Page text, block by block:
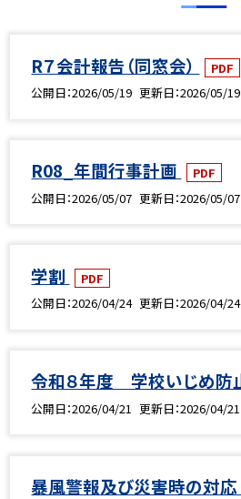
R７会計報告（同窓会）
PDF
公開日 2026/05/19 更新日 2026/05/19
R08_年間行事計画
PDF
公開日 2026/05/07 更新日 2026/05/07
学割
PDF
公開日 2026/04/24 更新日 2026/04/24
令和８年度 学校いじめ防
公開日 2026/04/21 更新日 2026/04/21
暴風警報及び災害時の対応